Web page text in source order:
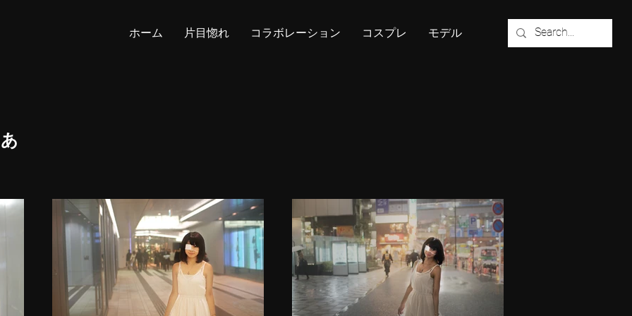
ホーム 片目惚れ コラボレーション コスプレ モデル